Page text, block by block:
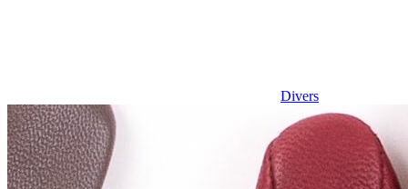
Divers